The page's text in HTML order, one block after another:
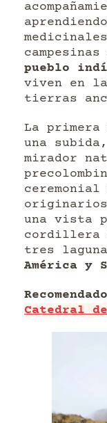
pueblo
viven en la
tierras
La
una
mirador
una vista
cordillera
tres
América y
Recomendado
Catedral